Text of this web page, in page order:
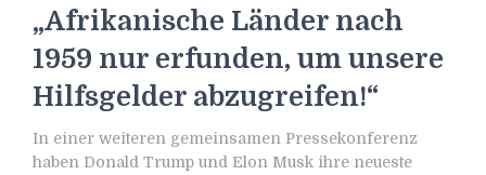
„Afrikanische Länder nach
1959 nur erfunden, um unsere
Hilfsgelder abzugreifen!“
In einer weiteren gemeinsamen Pressekonferenz
haben Donald Trump und Elon Musk ihre neueste